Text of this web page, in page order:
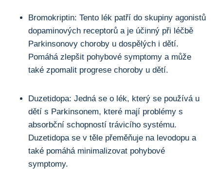
Bromokriptin: Tento lék patří do skupiny‍ agonistů
dopaminových receptorů a je ‍účinný při léčbě
Parkinsonovy choroby u ​dospělých i dětí.
Pomáhá zlepšit pohybové ‍symptomy‌ a může
také zpomalit progrese ⁢choroby u dětí.
Duzetidopa: Jedná se o lék, který se používá u
dětí s Parkinsonem, které mají problémy s​
absorbční schopností ‌trávicího systému.
⁤Duzetidopa se v těle přeměňuje na levodopu a
také pomáhá ⁤minimalizovat pohybové
symptomy.